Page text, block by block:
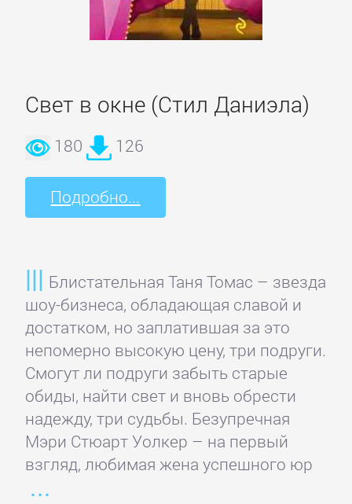
Свет в окне (Стил Даниэла)
180 126
Подробно...
Блистательная Таня Томас – звезда
шоу-бизнеса, обладающая славой и
достатком, но заплатившая за это
непомерно высокую цену, три подруги.
Смогут ли подруги забыть старые
обиды, найти свет и вновь обрести
надежду, три судьбы. Безупречная
Мэри Стюарт Уолкер – на первый
взгляд, любимая жена успешного юр
животные
Развлечения
Сад
и
Огород
Сделай
Сам
Спорт,
фитнес
Хобби,
Ремесла